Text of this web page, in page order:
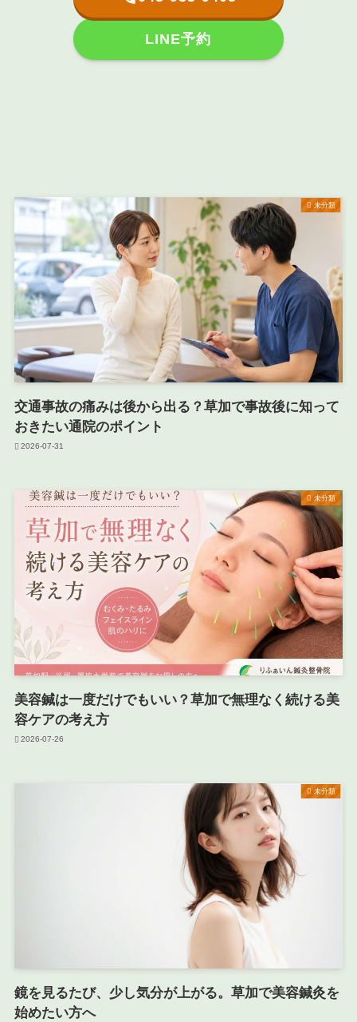
LINE予約
未分類
交通事故の痛みは後から出る？草加で事故後に知って
おきたい通院のポイント
2026-07-31
未分類
美容鍼は一度だけでもいい？草加で無理なく続ける美
容ケアの考え方
2026-07-26
未分類
鏡を見るたび、少し気分が上がる。草加で美容鍼灸を
始めたい方へ